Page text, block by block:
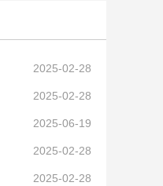
2025-02-28
2025-02-28
2025-06-19
2025-02-28
2025-02-28